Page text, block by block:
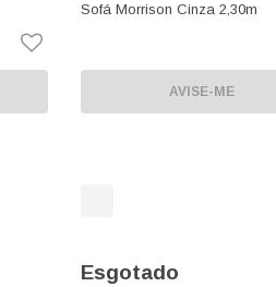
Sofá Morrison Cinza 2,30m
AVISE-ME
Esgotado